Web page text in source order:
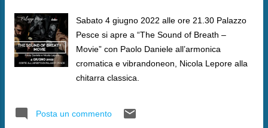
Sabato 4 giugno 2022 alle ore 21.30 Palazzo
Pesce si apre a “The Sound of Breath –
Movie” con Paolo Daniele all’armonica
cromatica e vibrandoneon, Nicola Lepore alla
chitarra classica.
Posta un commento